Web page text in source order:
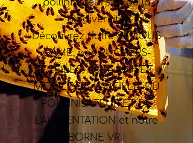
pollinisateurs et de la
biodiversité.
Découvrez notre SERIOUS
GAME, nos RUCHERS-
ÉCOLES, notre MUSÉE
MOBILE DE L'ABEILLE, DU
POLLINISATEUR ET DE
L'ALIMENTATION et notre
BORNE VR !